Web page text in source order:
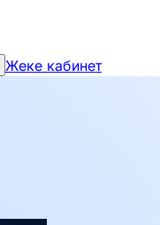
Жеке кабинет